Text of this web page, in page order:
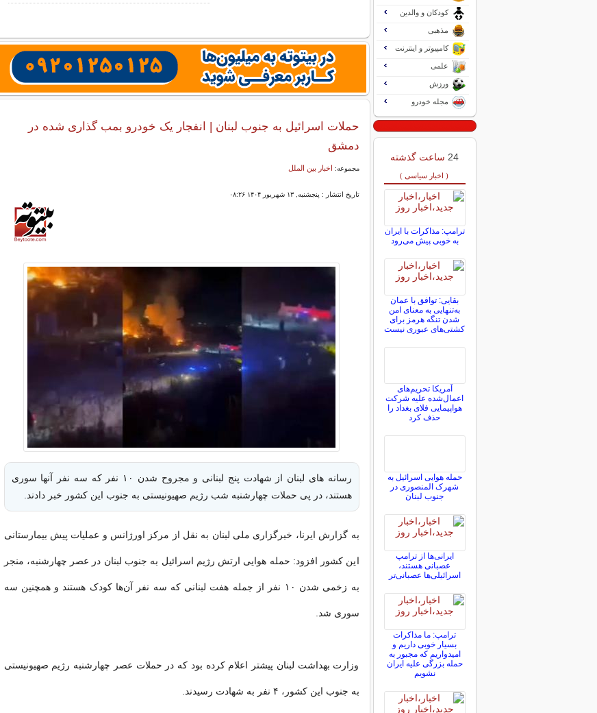
حملات اسرائیل به جنوب لبنان | انفجار یک خودرو بمب گذاری شده در
دمشق
مجموعه: اخبار بین الملل
تاریخ انتشار : پنجشنبه, ۱۳ شهریور ۱۴۰۴ ۰۸:۲۶
رسانه های لبنان از شهادت پنج لبنانی و مجروح شدن ۱۰ نفر که سه نفر آنها سوری
هستند، در پی حملات چهارشنبه شب رژیم صهیونیستی به جنوب این کشور خبر دادند.
به گزارش ایرنا، خبرگزاری ملی لبنان به نقل از مرکز اورژانس و عملیات پیش بیمارستانی
این کشور افزود: حمله هوایی ارتش رژیم اسرائیل به جنوب لبنان در عصر چهارشنبه، منجر
به زخمی شدن ۱۰ نفر از جمله هفت لبنانی که سه نفر آن‌ها کودک هستند و همچنین سه
سوری شد.
وزارت بهداشت لبنان پیشتر اعلام کرده بود که در حملات عصر چهارشنبه رژیم صهیونیستی
به جنوب این کشور، ۴ نفر به شهادت رسیدند.
کودکان و والدین
مذهبی
کامپیوتر و اینترنت
علمی
ورزش
مجله خودرو
24 ساعت گذشته
( اخبار سیاسی )
ترامپ: مذاکرات با ایران
به خوبی پیش می‌رود
بقایی: توافق با عمان
به‌تنهایی به معنای امن
شدن تنگه هرمز برای
کشتی‌های عبوری نیست
آمریکا تحریم‌های
اعمال‌شده علیه شرکت
هواپیمایی فلای بغداد را
حذف کرد
حمله هوایی اسرائیل به
شهرک المنصوری در
جنوب لبنان
ایرانی‌ها از ترامپ
عصبانی هستند،
اسرائیلی‌ها عصبانی‌تر
ترامپ: ما مذاکرات
بسیار خوبی داریم و
امیدواریم که مجبور به
حمله بزرگی علیه ایران
نشویم